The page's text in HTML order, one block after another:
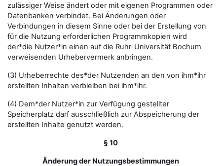
zulässiger Weise ändert oder mit eigenen Programmen oder
Datenbanken verbindet. Bei Änderungen oder
Verbindungen in diesem Sinne oder bei der Erstellung von
für die Nutzung erforderlichen Programmkopien wird
der*die Nutzer*in einen auf die Ruhr-Universität Bochum
verweisenden Urhebervermerk anbringen.
(3) Urheberrechte des*der Nutzenden an den von ihm*ihr
erstellten Inhalten verbleiben bei ihm*ihr.
(4) Dem*der Nutzer*in zur Verfügung gestellter
Speicherplatz darf ausschließlich zur Abspeicherung der
erstellten Inhalte genutzt werden.
§ 10
Änderung der Nutzungsbestimmungen